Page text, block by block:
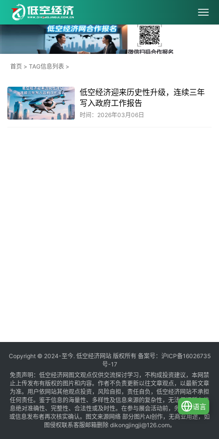
首页 > TAG信息列表 >
低空经济迎来历史性升级，连续三年
写入政府工作报告
时间：2026年03月06日
Copyright © 2024-至今. 低空经济网站 版权所有 备案号： 沪ICP备16026735
号-17
免责声明：低空经济网图文观点仅供交流探讨学习，不构成投资建议，本网禁
止上传发布有版权的图片和内容。作者不负责更新以往文章观点，以最新文章
为准。用户依网站其他观点投资，风险自担，责任自负，低空经济网站不承担
任何责任。鉴于信息的海量性、多样性及信息来源的复杂性，无法保证所有信
息绝对准确性、完整性、合法性或及时性。在参与展会活动前，务必与组织方
或信息发布者再次核实确认。图文来源网络 部分图片AI创作，无商业用途，如
图侵权联系客服邮箱删除 dikongjingji@126.com。
语言